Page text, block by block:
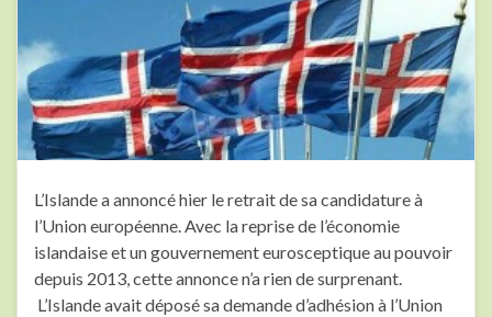
L’Islande a annoncé hier le retrait de sa candidature à
l’Union européenne. Avec la reprise de l’économie
islandaise et un gouvernement eurosceptique au pouvoir
depuis 2013, cette annonce n’a rien de surprenant.
L’Islande avait déposé sa demande d’adhésion à l’Union